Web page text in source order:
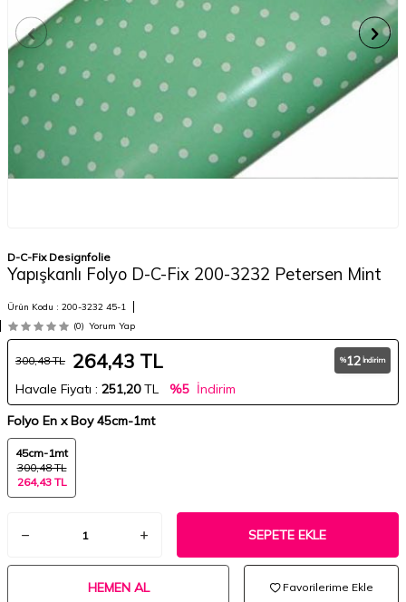
D-C-Fix Designfolie
Yapışkanlı Folyo D-C-Fix 200-3232 Petersen Mint
Ürün Kodu : 200-3232 45-1
(0) Yorum Yap
300,48TL 264,43 TL %12 İndirim
Havale Fiyatı : 251,20TL %5 İndirim
Folyo En x Boy45cm-1mt
45cm-1mt
300,48 TL
264,43 TL
SEPETE EKLE
HEMEN AL Favorilerime Ekle